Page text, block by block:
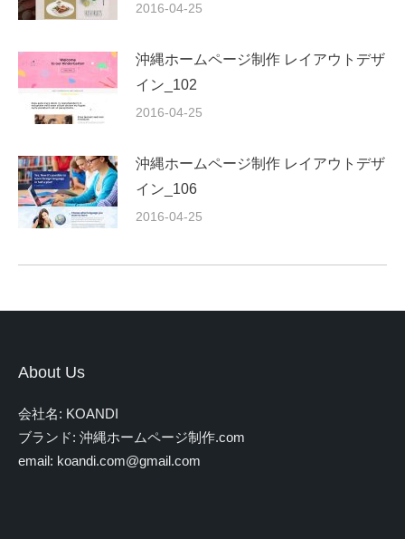
2016-04-25
沖縄ホームページ制作 レイアウトデザ
イン_102
2016-04-25
沖縄ホームページ制作 レイアウトデザ
イン_106
2016-04-25
About Us
会社名: KOANDI
ブランド: 沖縄ホームページ制作.com
email: koandi.com@gmail.com